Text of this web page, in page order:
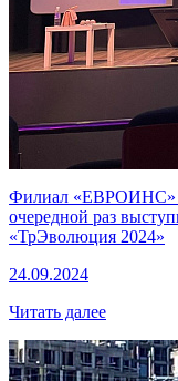
Филиал «ЕВРОИНС»
очередной раз
«ТрЭволюция 2024»
24.09.2024
Читать далее